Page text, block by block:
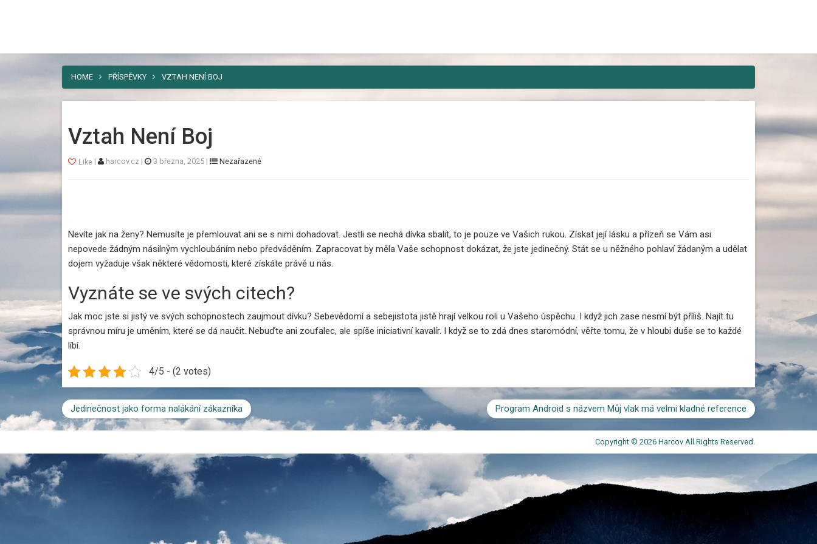
HOME PŘÍSPĚVKY VZTAH NENÍ BOJ
Vztah Není Boj
Like| harcov.cz | 3 března, 2025| Nezařazené
Nevíte jak na ženy? Nemusíte je přemlouvat ani se s nimi dohadovat. Jestli se nechá dívka sbalit, to je pouze ve Vašich rukou. Získat její lásku a přízeň se Vám asi
nepovede žádným násilným vychloubáním nebo předváděním. Zapracovat by měla Vaše schopnost dokázat, že jste jedinečný. Stát se u něžného pohlaví žádaným a udělat
dojem vyžaduje však některé vědomosti, které získáte právě u nás.
Vyznáte se ve svých citech?
Jak moc jste si jistý ve svých schopnostech zaujmout dívku? Sebevědomí a sebejistota jistě hrají velkou roli u Vašeho úspěchu. I když jich zase nesmí být příliš. Najít tu
správnou míru je uměním, které se dá naučit. Nebuďte ani zoufalec, ale spíše iniciativní kavalír. I když se to zdá dnes staromódní, věřte tomu, že v hloubi duše se to každé
líbí.
4/5 - (2 votes)
Jedinečnost jako forma nalákání zákazníka Program Android s názvem Můj vlak má velmi kladné reference
Copyright © 2026 Harcov All Rights Reserved.